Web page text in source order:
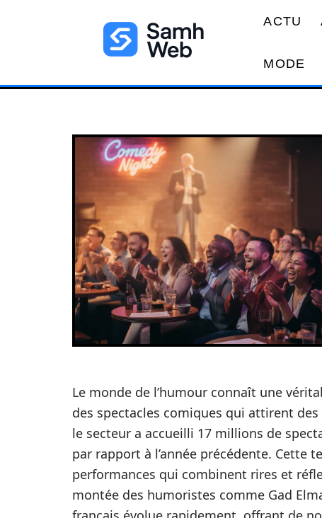
ACTU
MODE
Le monde de l’humour connaît une
des spectacles comiques qui attirent
le secteur a accueilli 17 millions de
par rapport à l’année précédente. Cette
performances qui combinent rires et
montée des humoristes comme Gad